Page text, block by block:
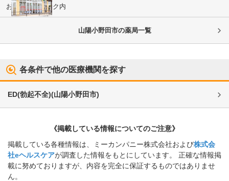
おのだサンパーク内
山陽小野田市の薬局一覧
各条件で他の医療機関を探す
ED(勃起不全)(山陽小野田市)
《掲載している情報についてのご注意》
掲載している各種情報は、ミーカンパニー株式会社および株式会
社eヘルスケアが調査した情報をもとにしています。 正確な情報掲
載に努めておりますが、内容を完全に保証するものではありませ
ん。